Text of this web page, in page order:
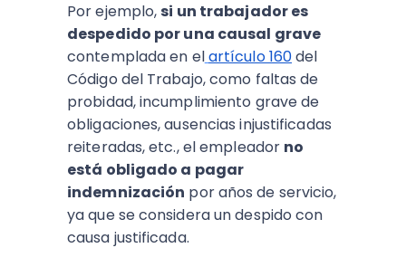
Por ejemplo, si un trabajador es
despedido por una causal grave
contemplada en elartículo 160del
Código del Trabajo, como faltas de
probidad, incumplimiento grave de
obligaciones, ausencias injustificadas
reiteradas, etc., el empleador no
está obligado a pagar
indemnización por años de servicio,
ya que se considera un despido con
causa justificada.